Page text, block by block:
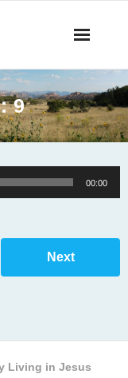
9
00:00
Next
Living in Jesus